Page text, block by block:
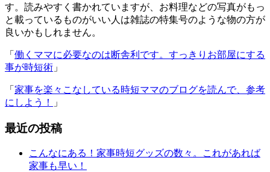
す。読みやすく書かれていますが、お料理などの写真がもっ
と載っているものがいい人は雑誌の特集号のような物の方が
良いかもしれません。
「 働くママに必要なのは断舎利です。すっきりお部屋にする
事が時短術 」
「 家事を楽々こなしている時短ママのブログを読んで、参考
にしよう！
」
最近の投稿
こんなにある！家事時短グッズの数々。これがあれば
家事も早い！